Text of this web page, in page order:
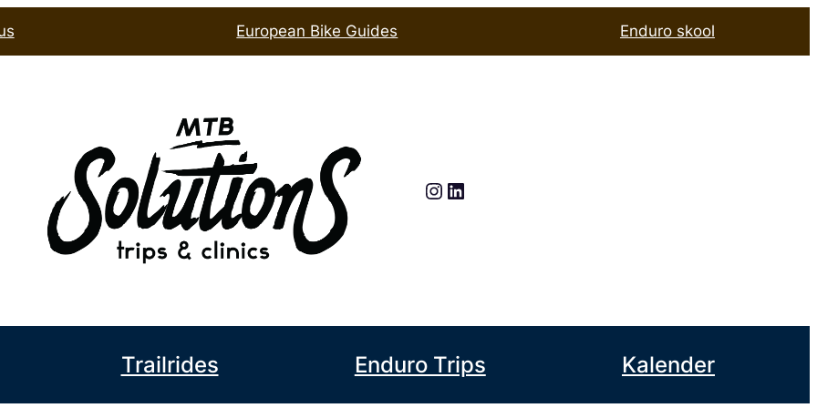
European Bike Guides Enduro skool
Instagram
LinkedIn
Trailrides Enduro Trips Kalender